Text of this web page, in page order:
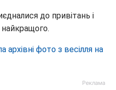
до привітань і
архівні фото з весілля на